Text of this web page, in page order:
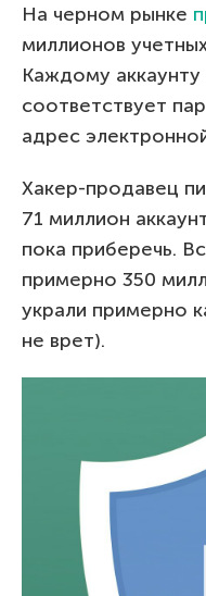
На черном рынке
миллионов
Каждому аккаунту
соответствует
адрес
Хакер-продавец
71 миллион
пока приберечь.
примерно 350
украли примерно
не врет).